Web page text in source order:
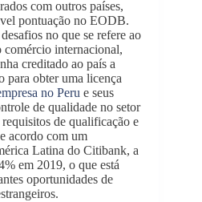
com outros países,
pontuação no EODB.
no que se refere ao
comércio internacional,
creditado ao país a
para obter uma licença
no Peru e seus
de qualidade no setor
de qualificação e
acordo com um
Latina do Citibank, a
em 2019, o que está
oportunidades de